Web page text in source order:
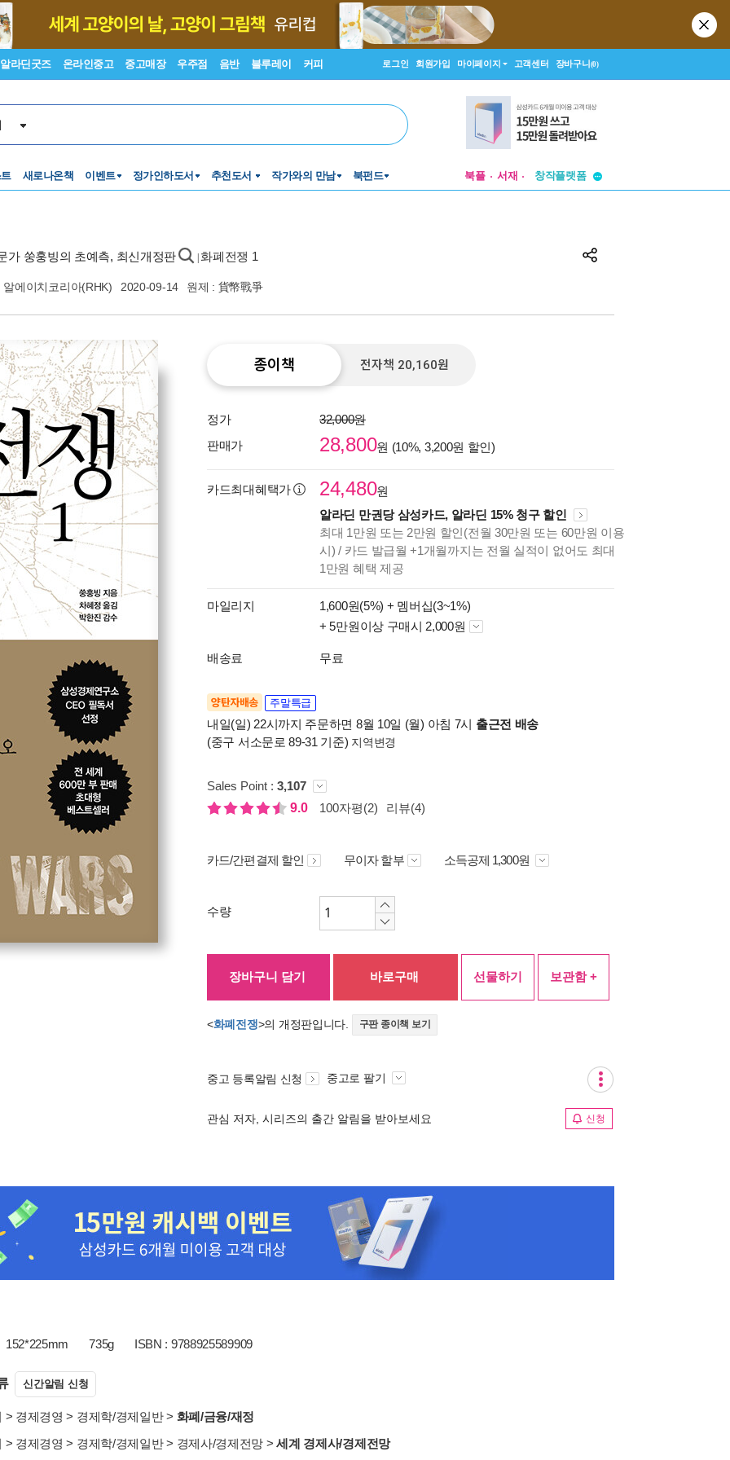
알라딘굿즈 온라인중고 중고매장 우주점 음반 블루레이 커피 로그인 회원가입 마이페이지 고객센터 장바구니(0)
새로나온책 이벤트 정가인하도서 추천도서 작가와의 만남 북펀드 북플 서재
창작플랫폼
가 쑹훙빙의 초예측, 최신개정판 |화폐전쟁 1
알에이치코리아(RHK) 2020-09-14 원제 : 貨幣戰爭
종이책 전자책 20,160원
정가
32,000원
판매가
28,800원 (10%, 3,200원 할인)
카드최대혜택가 24,480원
알라딘 만권당 삼성카드, 알라딘 15% 청구 할인
최대 1만원 또는 2만원 할인(전월 30만원 또는 60만원 이용
시) / 카드 발급월 +1개월까지는 전월 실적이 없어도 최대
1만원 혜택 제공
마일리지 1,600원(5%) + 멤버십(3~1%)
+ 5만원이상 구매시 2,000원
배송료 무료
양탄자배송 주말특급
내일(일) 22시까지 주문하면 8월 10일 (월) 아침 7시 출근전 배송
(중구 서소문로 89-31 기준) 지역변경
Sales Point : 3,107
9.0
100자평(2) 리뷰(4)
카드/간편결제 할인 무이자 할부 소득공제 1,300원
수량
장바구니 담기 바로구매 선물하기 보관함 +
<화폐전쟁>의 개정판입니다. 구판 종이책 보기
중고 등록알림 신청 중고로 팔기
관심 저자, 시리즈의 출간 알림을 받아보세요 신청
152*225mm 735g ISBN : 9788925589909
신간알림 신청
> 경제경영 > 경제학/경제일반> 화폐/금융/재정
> 경제경영 > 경제학/경제일반> 경제사/경제전망 >세계 경제사/경제전망